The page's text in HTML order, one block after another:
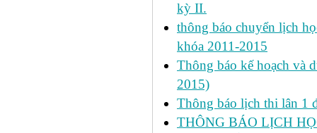
kỳ II.
thông báo chuyển lịch
khóa 2011-2015
Thông báo kế hoạch và
2015)
Thông báo lịch thi lân 1
THÔNG BÁO LỊCH